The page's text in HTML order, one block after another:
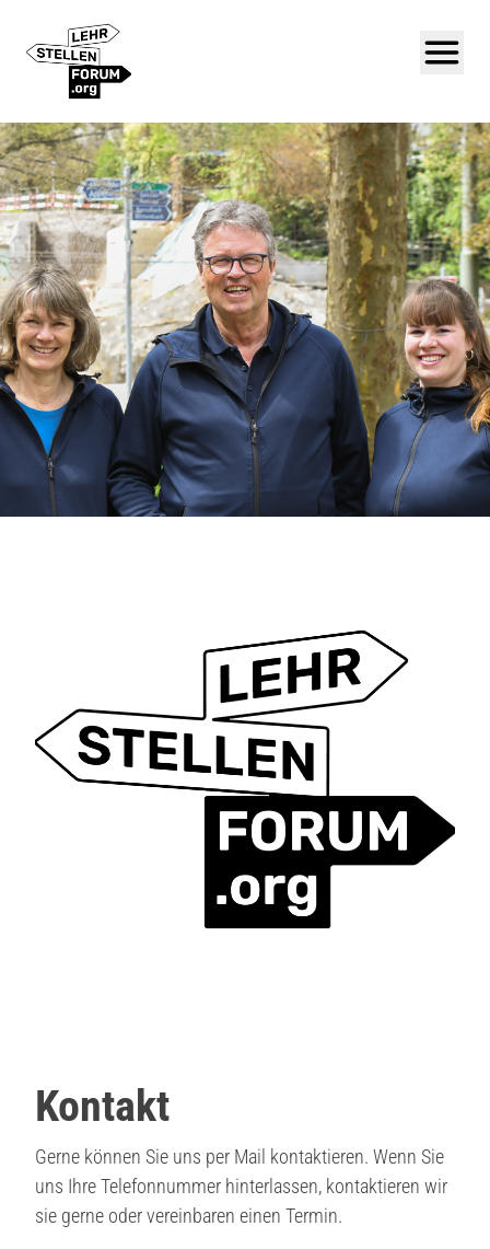
Kontakt
Gerne können Sie uns per Mail kontaktieren. Wenn Sie
uns Ihre Telefonnummer hinterlassen, kontaktieren wir
sie gerne oder vereinbaren einen Termin.